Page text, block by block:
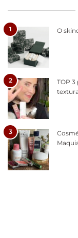
1 O
2
TOP
3